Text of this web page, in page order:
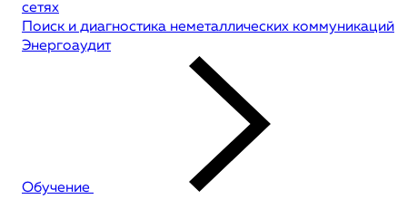
сетях
Поиск и диагностика неметаллических коммуникаций
Энергоаудит
Обучение